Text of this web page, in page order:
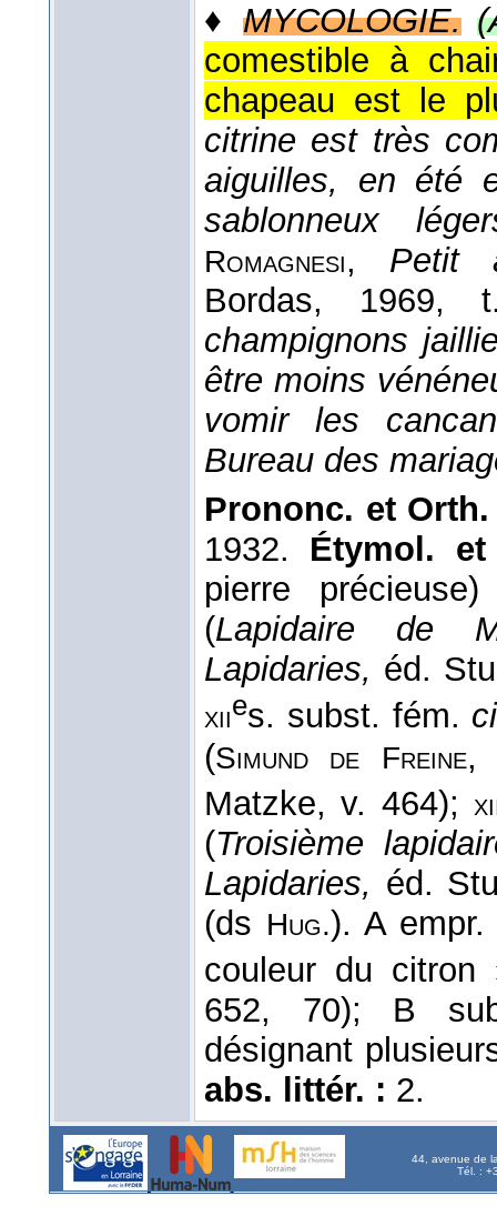
♦ MYCOLOGIE.
comestible à
chapeau est le
citrine est très
aiguilles, en été
sablonneux
Romagnesi, Petit
Bordas, 1969,
champignons
être moins
vomir les
Bureau des
Prononc. et
1932. Étymol.
pierre
(Lapidaire de
Lapidaries, éd.
xiies. subst. fém.
(Simund de Freine
Matzke, v. 464);
(Troisième
Lapidaries, éd.
(ds Hug.). A
couleur du citron
652, 70); B
désignant
abs. littér. : 2.
44, avenue de
Tél. :